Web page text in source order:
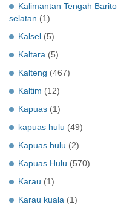
Kalimantan Tengah Barito
selatan (1)
Kalsel (5)
Kaltara (5)
Kalteng (467)
Kaltim (12)
Kapuas (1)
kapuas hulu (49)
Kapuas hulu (2)
Kapuas Hulu (570)
Karau (1)
Karau kuala (1)